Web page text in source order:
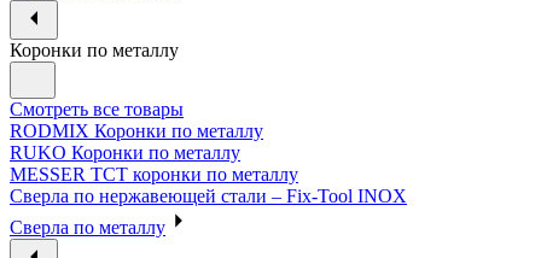
Коронки по металлу
Смотреть все товары
RODMIX Коронки по металлу
RUKO Коронки по металлу
MESSER ТСТ коронки по металлу
Сверла по нержавеющей стали – Fix-Tool INOX
Сверла по металлу